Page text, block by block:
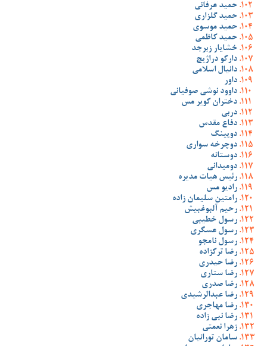
حمید عرفانی
حمید گلزاری
حمید موسوی
حمید کاظمی
خشایار زبرجد
دارکو دراژیچ
دانیال اسلامی
داور
داوود نوشی صوفیانی
دختران کویر مس
دربی
دفاع مقدس
دوپینگ
دوچرخه سواری
دوستانه
دومیدانی
رئیس هیات مدیره
رادیو مس
رامتین سلیمان زاده
رحیم آلبوغبیش
رسول خطیبی
رسول عسگری
رسول نامجو
رضا ترکزاده
رضا حیدری
رضا ستاری
رضا صدری
رضا عبدالرشیدی
رضا مهاجری
رضا نبی زاده
زهرا نعمتی
سامان تورانیان